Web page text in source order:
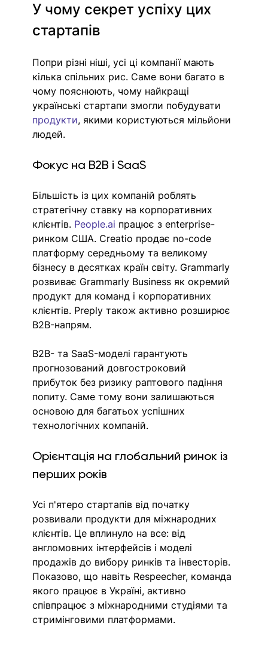
У чому секрет успіху цих
стартапів
Попри різні ніші, усі ці компанії мають
кілька спільних рис. Саме вони багато в
чому пояснюють, чому найкращі
українські стартапи змогли побудувати
продукти, якими користуються мільйони
людей.
Фокус на B2B і SaaS
Більшість із цих компаній роблять
стратегічну ставку на корпоративних
клієнтів. People.ai працює з enterprise-
ринком США. Creatio продає no-code
платформу середньому та великому
бізнесу в десятках країн світу. Grammarly
розвиває Grammarly Business як окремий
продукт для команд і корпоративних
клієнтів. Preply також активно розширює
B2B-напрям.
B2B- та SaaS-моделі гарантують
прогнозований довгостроковий
прибуток без ризику раптового падіння
попиту. Саме тому вони залишаються
основою для багатьох успішних
технологічних компаній.
Орієнтація на глобальний ринок із
перших років
Усі п'ятеро стартапів від початку
розвивали продукти для міжнародних
клієнтів. Це вплинуло на все: від
англомовних інтерфейсів і моделі
продажів до вибору ринків та інвесторів.
Показово, що навіть Respeecher, команда
якого працює в Україні, активно
співпрацює з міжнародними студіями та
стримінговими платформами.